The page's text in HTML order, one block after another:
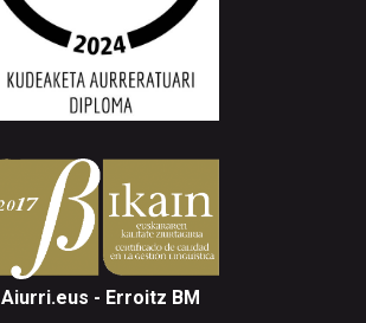
Aiurri.eus - Erroitz BM